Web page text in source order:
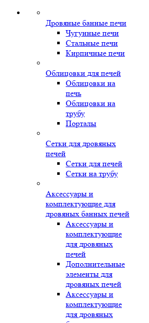
Дровяные банные печи
Чугунные печи
Стальные печи
Кирпичные печи
Облицовки для печей
Облицовки на
печь
Облицовки на
трубу
Порталы
Сетки для дровяных
печей
Сетки для печей
Сетки на трубу
Аксессуары и
комплектующие для
дровяных банных печей
Аксессуары и
комплектующие
для дровяных
печей
Дополнительные
элементы для
дровяных печей
Аксессуары и
комплектующие
для дровяных